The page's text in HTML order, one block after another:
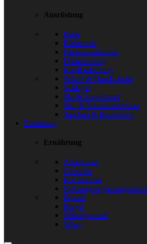
Ausrüstung
Bälle
Elektronik
Fitnessarmbänder
Hometraining
Kopfbedeckung
Schals & Handschuhe
Schläger
Ski & Snowboard
Ski- & Snowboardboots
Taschen & Rucksäcke
Ernährung
Ernährung
Abnehmen
Getränke
Kochbücher
Nahrungsergänzungsmittel
Protein
Riegel
Süßungsmittel
Whey